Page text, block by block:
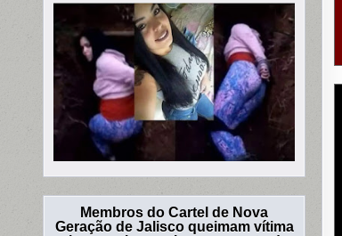
Membros do Cartel de Nova
Geração de Jalisco queimam vítima